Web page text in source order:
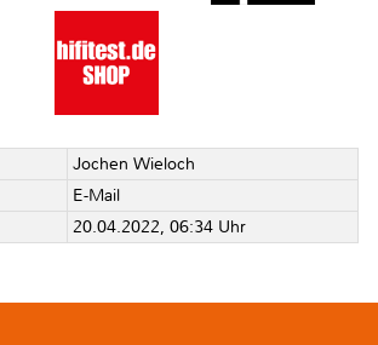
Jochen Wieloch
E-Mail
20.04.2022, 06:34 Uhr